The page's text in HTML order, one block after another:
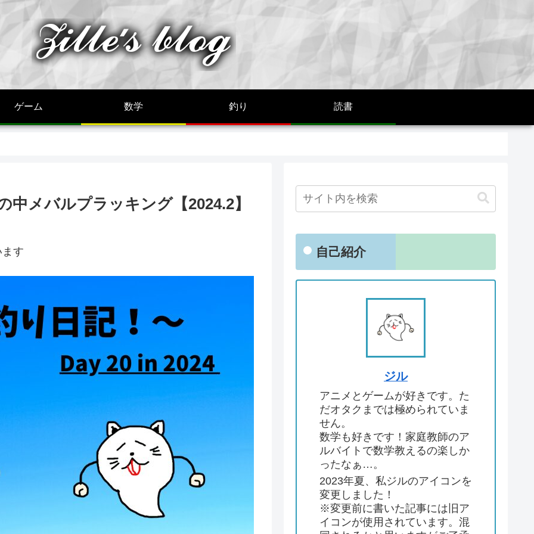
ゲーム 数学 釣り 読書
メバルプラッキング【2024.2】
す 自己紹介
ジル
アニメとゲームが好きです。た
だオタクまでは極められていま
せん。
数学も好きです！家庭教師のア
ルバイトで数学教えるの楽しか
ったなぁ…。
2023年夏、私ジルのアイコンを
変更しました！
※変更前に書いた記事には旧ア
イコンが使用されています。混